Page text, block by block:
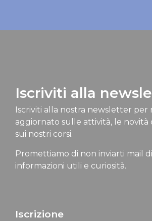
Iscriviti alla
Iscriviti alla nostra newsletter per
aggiornato sulle attività, le novità
sui nostri corsi.
Promettiamo di non inviarti mail
informazioni utili e curiosità.
Iscrizione